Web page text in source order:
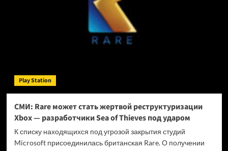
платформах
принедлежат»:
не
убивать
диски
Play Station
СМИ: Rare может стать жертвой реструктуризации
Xbox — разработчики Sea of Thieves под ударом
К списку находящихся под угрозой закрытия студий
Microsoft присоединилась британская Rare. О получении